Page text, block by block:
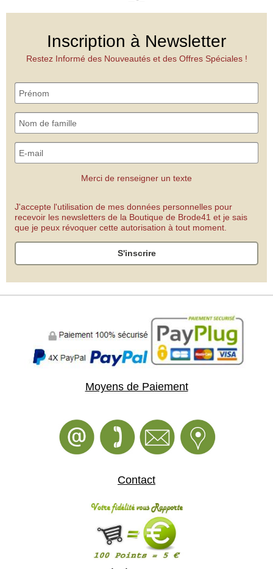
Inscription à Newsletter
Restez Informé des Nouveautés et des Offres Spéciales !
Merci de renseigner un texte
J'accepte l'utilisation de mes données personnelles pour
recevoir les newsletters de la Boutique de Brode41 et je sais
que je peux révoquer cette autorisation à tout moment.
S'inscrire
Moyens de Paiement
Contact